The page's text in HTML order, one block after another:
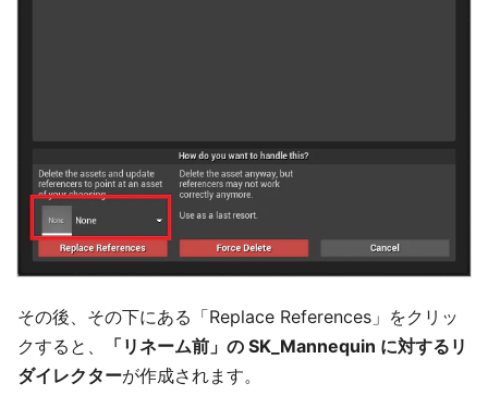
その後、その下にある「Replace References」をクリッ
クすると、
「リネーム前」の SK_Mannequin に対するリ
ダイレクターが作成されます。